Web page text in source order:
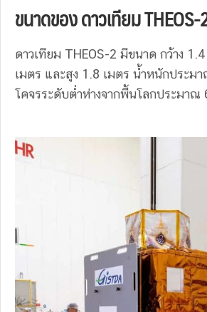
ขนาดของ ดาวเทียม THEOS-
ดาวเทียม THEOS-2 มีขนาด กว้าง
เมตร และสูง 1.8 เมตร น้ำหนักประม
โคจรระดับต่ำห่างจากพื้นโลกประมาณ